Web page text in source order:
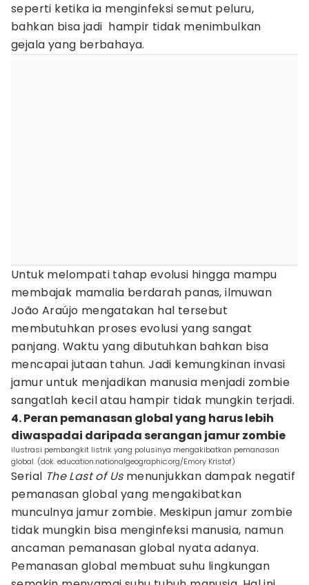
seperti ketika ia menginfeksi semut peluru,
bahkan bisa jadi hampir tidak menimbulkan
gejala yang berbahaya.
Untuk melompati tahap evolusi hingga mampu
membajak mamalia berdarah panas, ilmuwan
João Araújo mengatakan hal tersebut
membutuhkan proses evolusi yang sangat
panjang. Waktu yang dibutuhkan bahkan bisa
mencapai jutaan tahun. Jadi kemungkinan invasi
jamur untuk menjadikan manusia menjadi zombie
sangatlah kecil atau hampir tidak mungkin terjadi.
4. Peran pemanasan global yang harus lebih
diwaspadai daripada serangan jamur zombie
ilustrasi pembangkit listrik yang polusinya mengakibatkan pemanasan
global. (dok. education.nationalgeographic.org/Emory Kristof)
Serial The Last of Usmenunjukkan dampak negatif
pemanasan global yang mengakibatkan
munculnya jamur zombie. Meskipun jamur zombie
tidak mungkin bisa menginfeksi manusia, namun
ancaman pemanasan global nyata adanya.
Pemanasan global membuat suhu lingkungan